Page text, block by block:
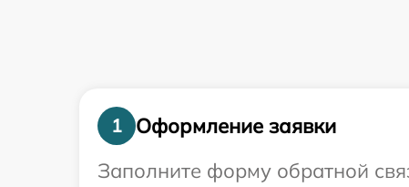
1
Оформление заявки
Заполните форму обратной